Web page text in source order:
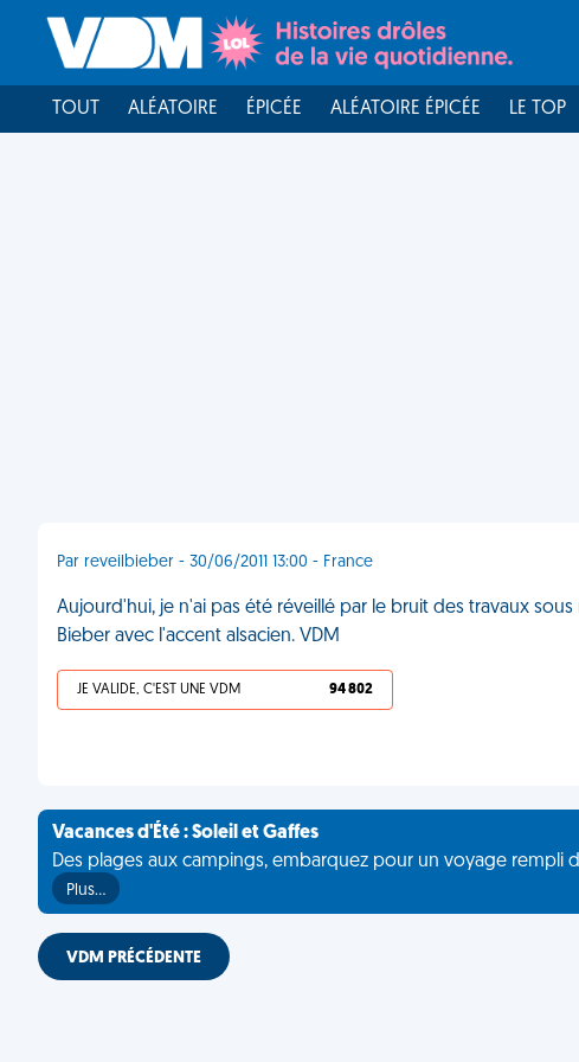
TOUT ALÉATOIRE ÉPICÉE ALÉATOIRE ÉPICÉE LE TOP
Par reveilbieber - 30/06/2011 13:00 - France
Aujourd'hui, je n'ai pas été réveillé par le bruit des travaux
Bieber avec l'accent alsacien. VDM
JE VALIDE, C'EST UNE VDM 94 802
Vacances d'Été : Soleil et Gaffes
Des plages aux campings, embarquez pour un voyage rempli
Plus…
VDM PRÉCÉDENTE